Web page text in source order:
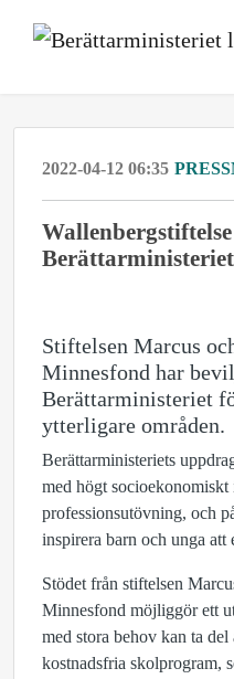
2022-04-12 06:35
Stiftelsen Marcus
Minnesfond har
Berättarministeriet
ytterligare områden.
Berättarministeriets
med högt socioekonomiskt
professionsutövning, och
inspirera barn och unga att
Stödet från stiftelsen
Minnesfond möjliggör ett
med stora behov kan ta
kostnadsfria skolprogram,